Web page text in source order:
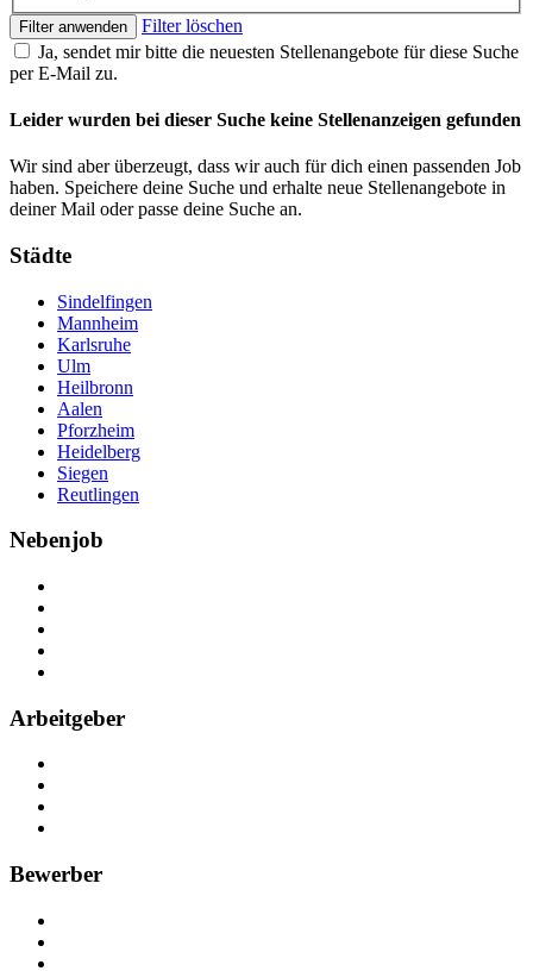
Filter anwenden
Filter löschen
Ja, sendet mir bitte die neuesten Stellenangebote für diese Suche
per E-Mail zu.
Leider wurden bei dieser Suche keine Stellenanzeigen gefunden
Wir sind aber überzeugt, dass wir auch für dich einen passenden Job
haben. Speichere deine Suche und erhalte neue Stellenangebote in
deiner Mail oder passe deine Suche an.
Städte
Sindelfingen
Mannheim
Karlsruhe
Ulm
Heilbronn
Aalen
Pforzheim
Heidelberg
Siegen
Reutlingen
Nebenjob
Arbeitgeber
Bewerber